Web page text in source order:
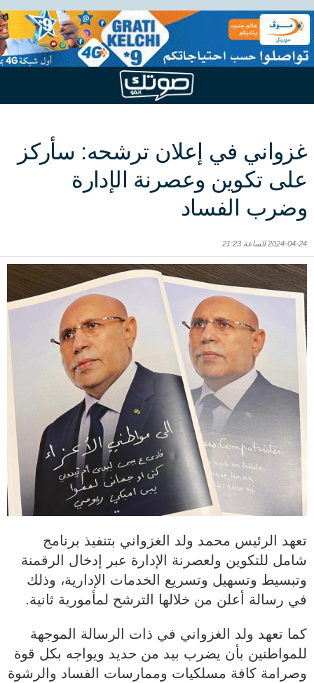
غزواني في إعلان ترشحه: سأركز
على تكوين وعصرنة الإدارة
وضرب الفساد
2024-04-24 الساعة 21:23
تعهد الرئيس محمد ولد الغزواني بتنفيذ برنامج
شامل للتكوين ولعصرنة الإدارة عبر إدخال الرقمنة
وتبسيط وتسهيل وتسريع الخدمات الإدارية، وذلك
في رسالة أعلن من خلالها الترشح لمأمورية ثانية.
كما تعهد ولد الغزواني في ذات الرسالة الموجهة
للمواطنين بأن يضرب بيد من حديد ويواجه بكل قوة
وصرامة كافة مسلكيات وممارسات الفساد والرشوة